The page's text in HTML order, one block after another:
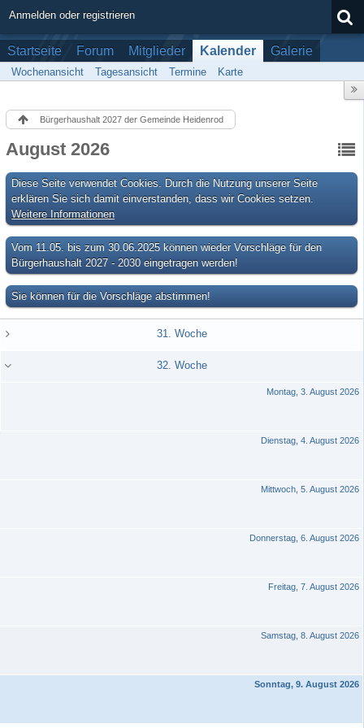
Anmelden oder registrieren
Startseite Forum Mitglieder Kalender Galerie
Wochenansicht Tagesansicht Termine Karte
Bürgerhaushalt 2027 der Gemeinde Heidenrod
August 2026
Diese Seite verwendet Cookies. Durch die Nutzung unserer Seite
erklären Sie sich damit einverstanden, dass wir Cookies setzen.
Weitere Informationen
Vom 11.05. bis zum 30.06.2025 können wieder Vorschläge für den
Bürgerhaushalt 2027 - 2030 eingetragen werden!
Sie können für die Vorschläge abstimmen!
31. Woche
32. Woche
Montag, 3. August 2026
Dienstag, 4. August 2026
Mittwoch, 5. August 2026
Donnerstag, 6. August 2026
Freitag, 7. August 2026
Samstag, 8. August 2026
Sonntag, 9. August 2026